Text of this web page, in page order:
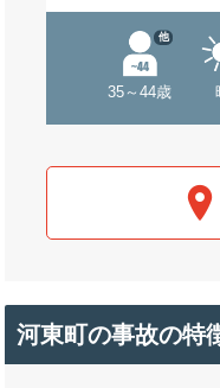
35～44歳
他
河東町の事故の特